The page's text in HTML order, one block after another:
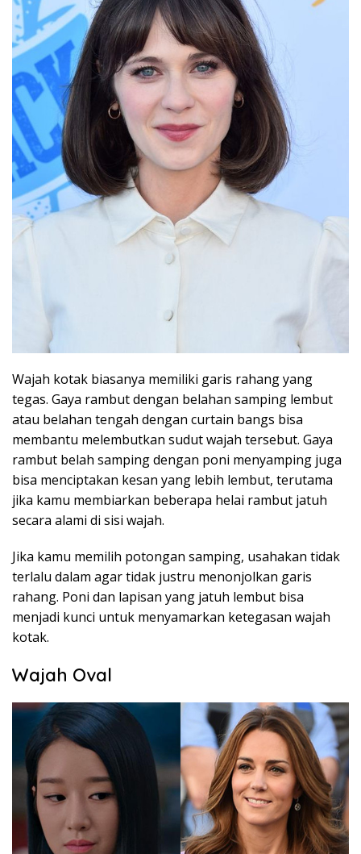
Wajah kotak biasanya memiliki garis rahang yang
tegas. Gaya rambut dengan belahan samping lembut
atau belahan tengah dengan curtain bangs bisa
membantu melembutkan sudut wajah tersebut. Gaya
rambut belah samping dengan poni menyamping juga
bisa menciptakan kesan yang lebih lembut, terutama
jika kamu membiarkan beberapa helai rambut jatuh
secara alami di sisi wajah.
Jika kamu memilih potongan samping, usahakan tidak
terlalu dalam agar tidak justru menonjolkan garis
rahang. Poni dan lapisan yang jatuh lembut bisa
menjadi kunci untuk menyamarkan ketegasan wajah
kotak.
Wajah Oval